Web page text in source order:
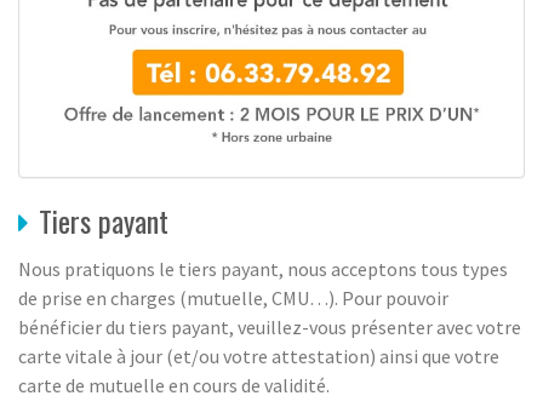
Tiers payant
Nous pratiquons le tiers payant, nous acceptons tous types
de prise en charges (mutuelle, CMU…). Pour pouvoir
bénéficier du tiers payant, veuillez-vous présenter avec votre
carte vitale à jour (et/ou votre attestation) ainsi que votre
carte de mutuelle en cours de validité.